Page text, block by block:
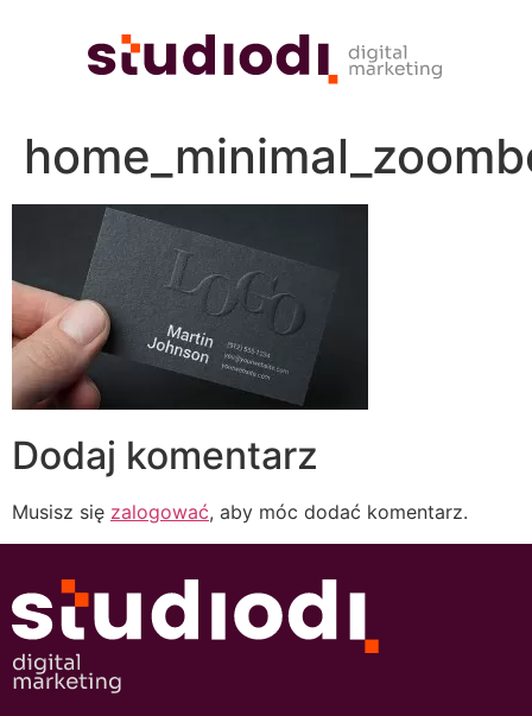
Dodaj komentarz
Musisz się zalogować, aby móc dodać komentarz.